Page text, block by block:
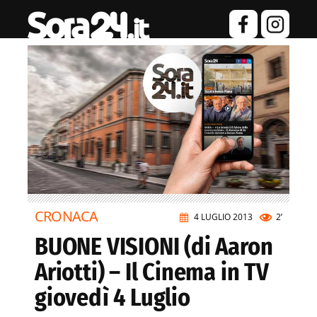
4 LUGLIO 2013 2’
CRONACA
BUONE VISIONI (di Aaron
Ariotti) – Il Cinema in TV
giovedì 4 Luglio